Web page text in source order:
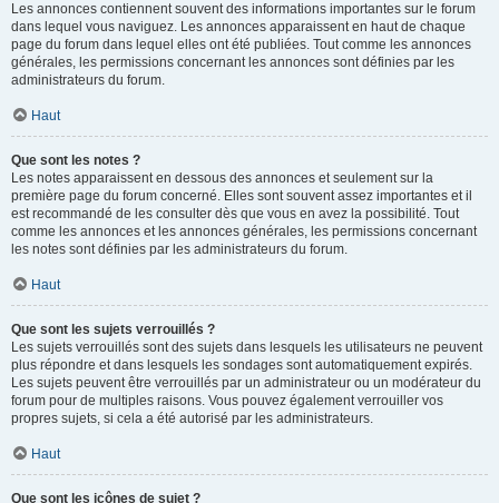
Les annonces contiennent souvent des informations importantes sur le forum
dans lequel vous naviguez. Les annonces apparaissent en haut de chaque
page du forum dans lequel elles ont été publiées. Tout comme les annonces
générales, les permissions concernant les annonces sont définies par les
administrateurs du forum.
Haut
Que sont les notes ?
Les notes apparaissent en dessous des annonces et seulement sur la
première page du forum concerné. Elles sont souvent assez importantes et il
est recommandé de les consulter dès que vous en avez la possibilité. Tout
comme les annonces et les annonces générales, les permissions concernant
les notes sont définies par les administrateurs du forum.
Haut
Que sont les sujets verrouillés ?
Les sujets verrouillés sont des sujets dans lesquels les utilisateurs ne peuvent
plus répondre et dans lesquels les sondages sont automatiquement expirés.
Les sujets peuvent être verrouillés par un administrateur ou un modérateur du
forum pour de multiples raisons. Vous pouvez également verrouiller vos
propres sujets, si cela a été autorisé par les administrateurs.
Haut
Que sont les icônes de sujet ?